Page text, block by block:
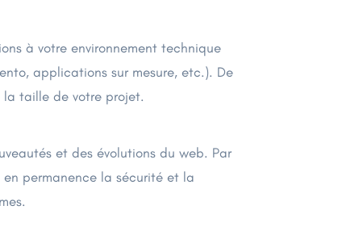
à votre environnement technique
applications sur mesure, etc.). De
la taille de votre projet.
et des évolutions du web. Par
permanence la sécurité et la